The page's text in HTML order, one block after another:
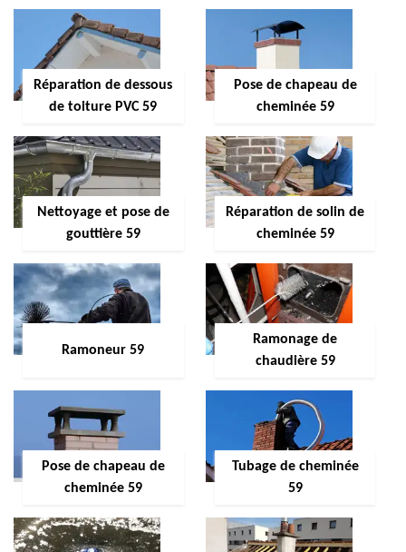
Réparation de dessous
de toiture PVC 59
Pose de chapeau de
cheminée 59
Nettoyage et pose de
gouttière 59
Réparation de solin de
cheminée 59
Ramoneur 59
Ramonage de
chaudière 59
Pose de chapeau de
cheminée 59
Tubage de cheminée
59